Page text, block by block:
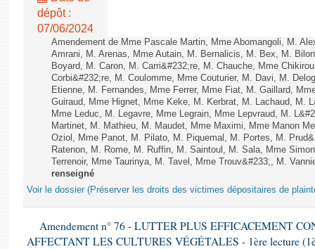
dépôt :
07/06/2024
Amendement de Mme Pascale Martin, Mme Abomangoli, M.
Amrani, M. Arenas, Mme Autain, M. Bernalicis, M. Bex, M.
Boyard, M. Caron, M. Carri&#232;re, M. Chauche, Mme
Corbi&#232;re, M. Coulomme, Mme Couturier, M. Davi, M.
Etienne, M. Fernandes, Mme Ferrer, Mme Fiat, M. Gaillard,
Guiraud, Mme Hignet, Mme Keke, M. Kerbrat, M. Lachaud, M.
Mme Leduc, M. Legavre, Mme Legrain, Mme Lepvraud, M.
Martinet, M. Mathieu, M. Maudet, Mme Maximi, Mme Manon
Oziol, Mme Panot, M. Pilato, M. Piquemal, M. Portes, M.
Ratenon, M. Rome, M. Ruffin, M. Saintoul, M. Sala, Mme
Terrenoir, Mme Taurinya, M. Tavel, Mme Trouv&#233;, M.
renseigné
Voir le dossier (Préserver les droits des victimes dépositaires de
Amendement n° 76 - LUTTER PLUS EFFICACEMENT
AFFECTANT LES CULTURES VÉGÉTALES - 1ère lecture